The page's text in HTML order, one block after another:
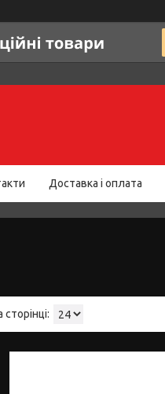
Доставка і оплата